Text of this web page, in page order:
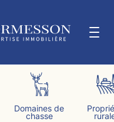
Domaines de
chasse